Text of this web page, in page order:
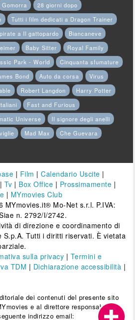
Gomorra
28 giorni dopo
Tutti i film dedicati a Dragon Trainer
a Il gattopardo
Biancaneve
Baby Sitter
Royal Family
Park - World
Cinquanta sfumature
Bond Auto da corsa
Virus
Robert Langdon
Harry Potter
Fast and Furious
Universe
Il signore degli anelli
Mad Max
Che Guevara
| Film |Calendario Uscite |
| Tv | Box Office | Prossimamente |
| MYmovies Club
MYmovies.it® Mo-Net s.r.l. P.IVA:
n. 2792/I/2742.
di direzione e coordinamento di
S.p.A. Tutti i diritti riservati. È vietata
sulla privacy | Termini e
TDM | Dichiarazione accessibilità |
dei contenuti del presente sito
e al direttore responsabile.
indirizzo email: